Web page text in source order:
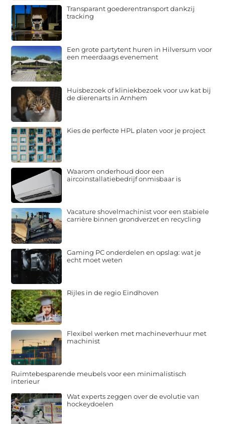
Transparant goederentransport dankzij
tracking
Een grote partytent huren in Hilversum voor
een meerdaags evenement
Huisbezoek of kliniekbezoek voor uw kat bij
de dierenarts in Arnhem
Kies de perfecte HPL platen voor je project
Waarom onderhoud door een
aircoinstallatiebedrijf onmisbaar is
Vacature shovelmachinist voor een stabiele
carrière binnen grondverzet en recycling
Gaming PC onderdelen en opslag: wat je
echt moet weten
Rijles in de regio Eindhoven
Flexibel werken met machineverhuur met
machinist
Ruimtebesparende meubels voor een minimalistisch
interieur
Wat experts zeggen over de evolutie van
hockeydoelen